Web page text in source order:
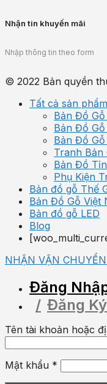
Nhận tin khuyến mãi
Nhập thông tin theo form
© 2022 Bản quyền
Tất cả sản phẩm
Bản Đồ
Bản Đồ
Bản Đồ Gỗ
Tranh Bản
Bản Đồ
Phụ Kiện
Bản đồ gỗ Thế
Bản Đồ Gỗ Việt
Bản đồ gỗ LED
Blog
NHẬN VẬN
Đăng
Đăng Ký
Tên tài khoản hoặc
Mật khẩu *